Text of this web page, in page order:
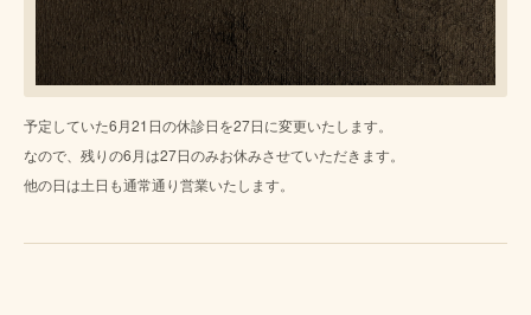
予定していた6月21日の休診日を27日に変更いたします。
なので、残りの6月は27日のみお休みさせていただきます。
他の日は土日も通常通り営業いたします。